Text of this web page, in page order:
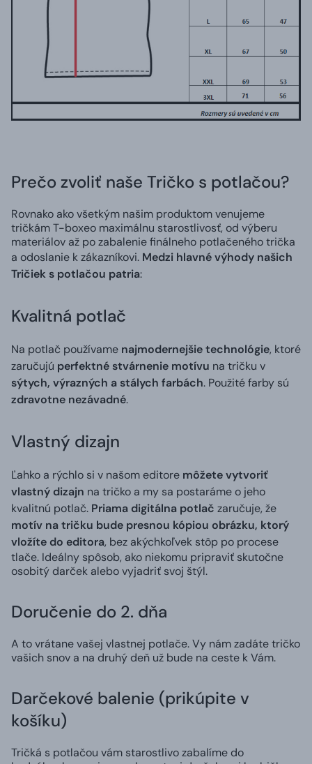
Prečo zvoliť naše Tričko s potlačou?
Rovnako ako všetkým našim produktom venujeme
tričkám T-boxeo maximálnu starostlivosť, od výberu
materiálov až po zabalenie finálneho potlačeného trička
a odoslanie k zákazníkovi. Medzi hlavné výhody našich
Tričiek s potlačou patria:
Kvalitná potlač
Na potlač používame najmodernejšie technológie, ktoré
zaručujú perfektné stvárnenie motívu na tričku v
sýtych, výrazných a stálych farbách. Použité farby sú
zdravotne nezávadné.
Vlastný dizajn
Ľahko a rýchlo si v našom editore môžete vytvoriť
vlastný dizajn na tričko a my sa postaráme o jeho
kvalitnú potlač. Priama digitálna potlač zaručuje, že
motív na tričku bude presnou kópiou obrázku, ktorý
vložíte do editora, bez akýchkoľvek stôp po procese
tlače. Ideálny spôsob, ako niekomu pripraviť skutočne
osobitý darček alebo vyjadriť svoj štýl.
Doručenie do 2. dňa
A to vrátane vašej vlastnej potlače. Vy nám zadáte tričko
vašich snov a na druhý deň už bude na ceste k Vám.
Darčekové balenie (prikúpite v
košíku)
Tričká s potlačou vám starostlivo zabalíme do